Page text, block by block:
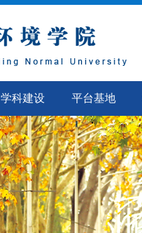
学科建设 平台基地